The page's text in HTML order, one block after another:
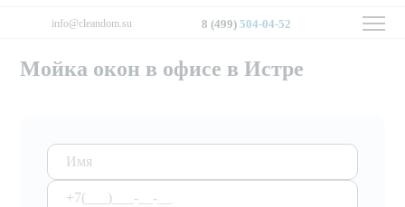
info@cleandom.su 8 (499) 504-04-52
Мойка окон в офисе в Истре